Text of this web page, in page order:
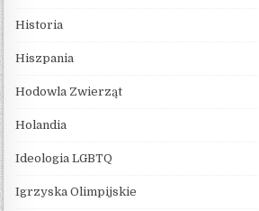
Historia
Hiszpania
Hodowla Zwierząt
Holandia
Ideologia LGBTQ
Igrzyska Olimpijskie